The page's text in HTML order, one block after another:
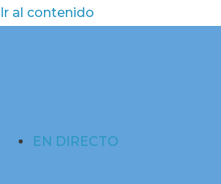
Ir al contenido
EN DIRECTO